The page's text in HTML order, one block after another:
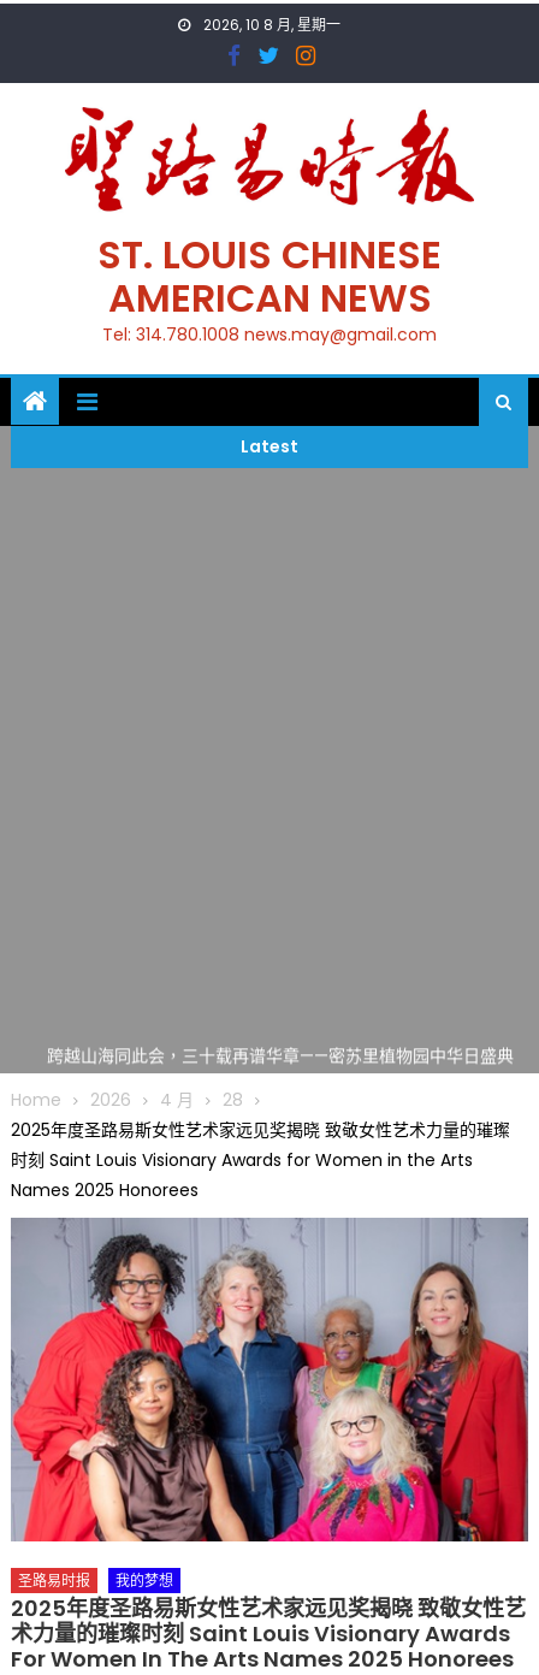
2026, 10 8 月, 星期一
ST. LOUIS CHINESE
AMERICAN NEWS
Tel: 314.780.1008 news.may@gmail.com
Latest
跨越山海同此会，三十载再谱华章——密苏里植物园中华日盛典
圆满举行
圣路易龙舟俱乐部5月16日龙舟体验日 邀请各界亲身体验划行乐
趣 + 水上竞速魅力
三十二载跨越时空的相逢
执掌密苏里植物园近四十年 致力推动全球植物多样性研究与中美
合作 Peter Raven 博士逝世 享年89岁
一晃三十年，初夏又相逢。中华日，等你来赴约 —— 密苏里植物
园“中华日三十周年特别报道（五）
筝声与琴韵交汇：刘励(Li Statler)与钢琴家Darek演绎一场古筝
与钢琴的精彩对话
Home 2026 4 月
28
2025年度圣路易斯女性艺术家远见奖揭晓 致敬女性艺术力量的璀璨
时刻 Saint Louis Visionary Awards for Women in the Arts
Names 2025 Honorees
圣路易时报 我的梦想
2025年度圣路易斯女性艺术家远见奖揭晓 致敬女性艺
术力量的璀璨时刻 Saint Louis Visionary Awards
For Women In The Arts Names 2025 Honorees